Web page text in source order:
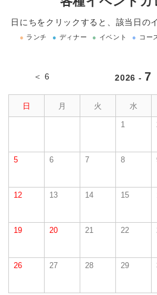
日にちをクリックすると、該当日の
● ランチ ● ディナー ● イベント ● コー
＜ 6 2026 - 7
日 月 火 水
1
5 6 7 8
12 13 14 15
19 20 21 22
26 27 28 29